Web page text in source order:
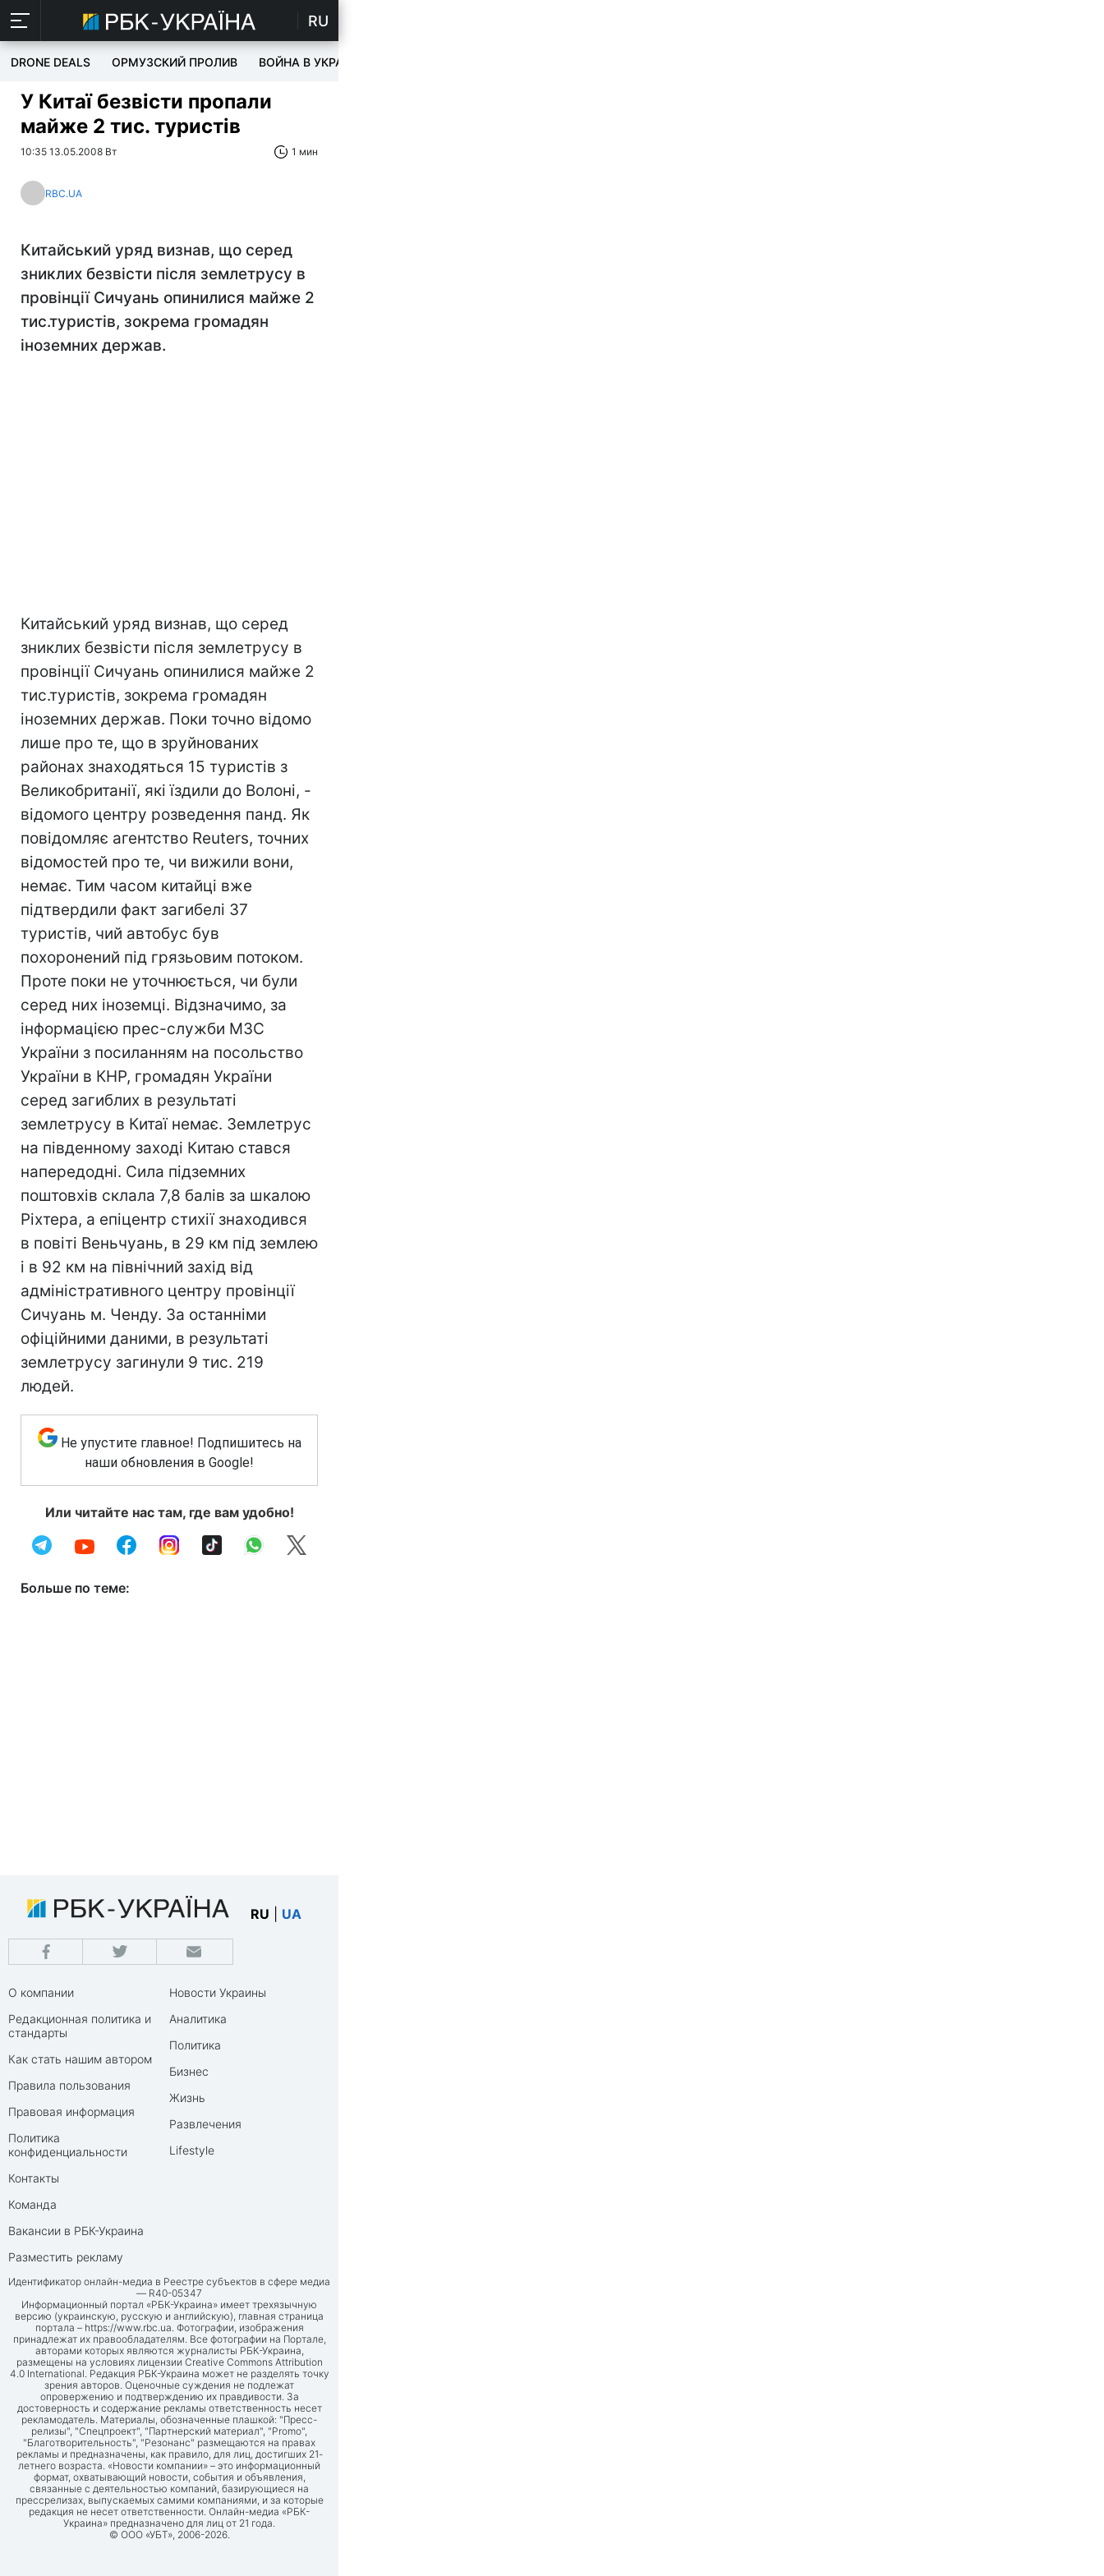
RU
DRONE DEALS ОРМУЗСКИЙ ПРОЛИВ ВОЙНА В УКРАИНЕ
У Китаї безвісти пропали
майже 2 тис. туристів
10:35 13.05.2008 Вт 1 мин
RBC.UA
Китайський уряд визнав, що серед
зниклих безвісти після землетрусу в
провінції Сичуань опинилися майже 2
тис.туристів, зокрема громадян
іноземних держав.
Китайський уряд визнав, що серед
зниклих безвісти після землетрусу в
провінції Сичуань опинилися майже 2
тис.туристів, зокрема громадян
іноземних держав. Поки точно відомо
лише про те, що в зруйнованих
районах знаходяться 15 туристів з
Великобританії, які їздили до Волоні, -
відомого центру розведення панд. Як
повідомляє агентство Reuters, точних
відомостей про те, чи вижили вони,
немає. Тим часом китайці вже
підтвердили факт загибелі 37
туристів, чий автобус був
похоронений під грязьовим потоком.
Проте поки не уточнюється, чи були
серед них іноземці. Відзначимо, за
інформацією прес-служби МЗС
України з посиланням на посольство
України в КНР, громадян України
серед загиблих в результаті
землетрусу в Китаї немає. Землетрус
на південному заході Китаю стався
напередодні. Сила підземних
поштовхів склала 7,8 балів за шкалою
Ріхтера, а епіцентр стихії знаходився
в повіті Веньчуань, в 29 км під землею
і в 92 км на північний захід від
адміністративного центру провінції
Сичуань м. Ченду. За останніми
офіційними даними, в результаті
землетрусу загинули 9 тис. 219
людей.
Не упустите главное! Подпишитесь на
наши обновления в Google!
Или читайте нас там, где вам удобно!
Больше по теме:
RU UA
О компании
Редакционная политика и
стандарты
Как стать нашим автором
Правила пользования
Правовая информация
Политика
конфиденциальности
Контакты
Команда
Вакансии в РБК-Украина
Разместить рекламу
Новости Украины
Аналитика
Политика
Бизнес
Жизнь
Развлечения
Lifestyle
Идентификатор онлайн-медиа в Реестре субъектов в сфере медиа
— R40-05347
Информационный портал «РБК-Украина» имеет трехязычную
версию (украинскую, русскую и английскую), главная страница
портала – https://www.rbc.ua. Фотографии, изображения
принадлежат их правообладателям. Все фотографии на Портале,
авторами которых являются журналисты РБК-Украина,
размещены на условиях лицензии Creative Commons Attribution
4.0 International. Редакция РБК-Украина может не разделять точку
зрения авторов. Оценочные суждения не подлежат
опровержению и подтверждению их правдивости. За
достоверность и содержание рекламы ответственность несет
рекламодатель. Материалы, обозначенные плашкой: "Пресс-
релизы", "Спецпроект", "Партнерский материал", "Promo",
"Благотворительность", "Резонанс" размещаются на правах
рекламы и предназначены, как правило, для лиц, достигших 21-
летнего возраста. «Новости компании» – это информационный
формат, охватывающий новости, события и объявления,
связанные с деятельностью компаний, базирующиеся на
прессрелизах, выпускаемых самими компаниями, и за которые
редакция не несет ответственности. Онлайн-медиа «РБК-
Украина» предназначено для лиц от 21 года.
© ООО «УБТ», 2006-2026.